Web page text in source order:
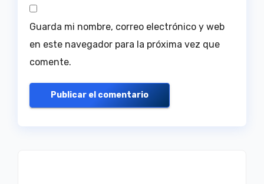
Guarda mi nombre, correo electrónico y web
en este navegador para la próxima vez que
comente.